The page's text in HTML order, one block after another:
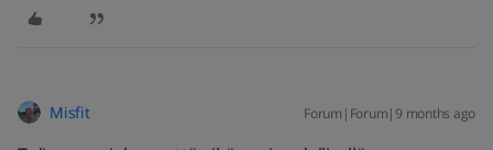
Misfit Forum|Forum|9 months ago